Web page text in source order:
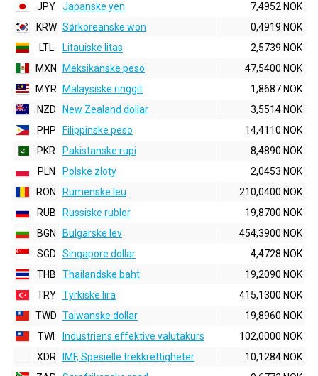
JPY
Japanske yen
7,4952 NOK
KRW Sørkoreanske won
0,4919 NOK
LTL
Litauiske litas
2,5739 NOK
MXN
Meksikanske peso
47,5400 NOK
MYR
Malaysiske ringgit
1,8687 NOK
NZD
New Zealand dollar
3,5514 NOK
PHP
Filippinske peso
14,4110 NOK
PKR
Pakistanske rupi
8,4890 NOK
PLN
Polske zloty
2,0453 NOK
RON
Rumenske leu
210,0400 NOK
RUB
Russiske rubler
19,8700 NOK
BGN
Bulgarske lev
454,3900 NOK
SGD
Singapore dollar
4,4728 NOK
THB
Thailandske baht
19,2090 NOK
TRY Tyrkiske lira
415,1300 NOK
TWD Taiwanske dollar
19,8960 NOK
TWI
Industriens effektive valutakurs
102,0000 NOK
XDR
IMF, Spesielle trekkrettigheter
10,1284 NOK